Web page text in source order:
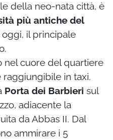
della neo-nata città, è
più antiche del
oggi, il principale
nel cuore del quartiere
in taxi.
Porta dei Barbieri sul
adiacente la
da Abbas II. Dal
ammirare i 5